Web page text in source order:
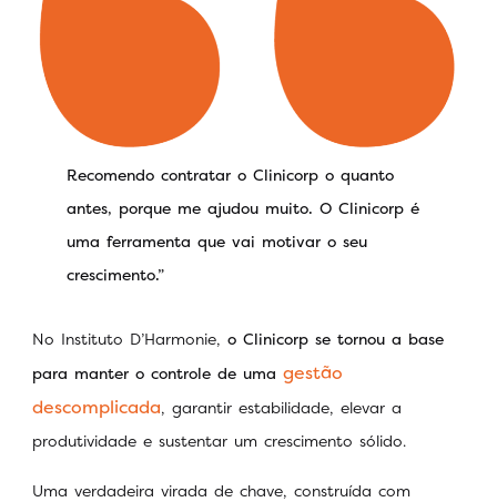
Recomendo contratar o Clinicorp o quanto
antes, porque me ajudou muito. O Clinicorp é
uma ferramenta que vai motivar o seu
crescimento.”
No Instituto D’Harmonie, o Clinicorp se tornou a base
para manter o controle de uma gestão
descomplicada, garantir estabilidade, elevar a
produtividade e sustentar um crescimento sólido.
Uma verdadeira virada de chave, construída com